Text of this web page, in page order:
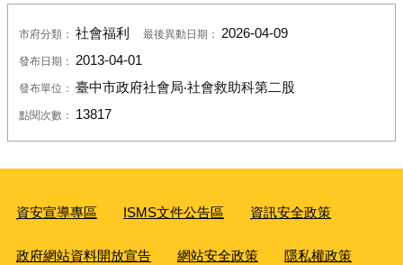
市府分類： 社會福利 最後異動日期： 2026-04-09
發布日期： 2013-04-01
發布單位： 臺中市政府社會局‧社會救助科第二股
點閱次數： 13817
資安宣導專區 ISMS文件公告區 資訊安全政策
政府網站資料開放宣告 網站安全政策 隱私權政策